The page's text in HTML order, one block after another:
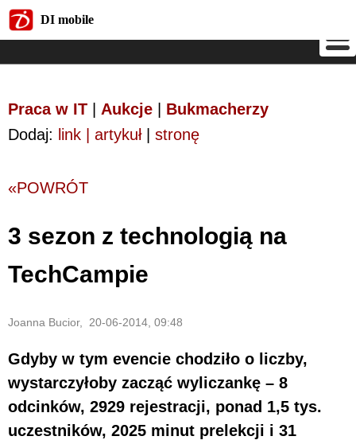
DI mobile
Praca w IT Aukcje
Bukmacherzy
Dodaj: link | artykuł| stronę
«POWRÓT
3 sezon z technologią na
TechCampie
Joanna Bucior, 20-06-2014, 09:48
Gdyby w tym evencie chodziło o liczby,
wystarczyłoby zacząć wyliczankę – 8
odcinków, 2929 rejestracji, ponad 1,5 tys.
uczestników, 2025 minut prelekcji i 31
DI mobile